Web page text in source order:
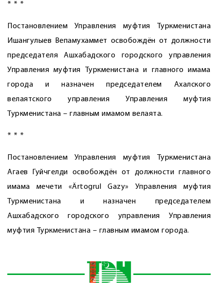
* * *
Постановлением Управления муфтия Туркменистана
Ишангулыев Вепамухаммет освобождён от должности
председателя Ашхабадского городского управления
Управления муфтия Туркменистана и главного имама
города и назначен председателем Ахалского
велаятского управления Управления муфтия
Туркменистана – главным имамом велаята.
* * *
Постановлением Управления муфтия Туркменистана
Агаев Гуйчгелди освобождён от должности главного
имама мечети «Ärtogrul Gazy» Управления муфтия
Туркменистана и назначен председателем
Ашхабадского городского управления Управления
муфтия Туркменистана – главным имамом города.